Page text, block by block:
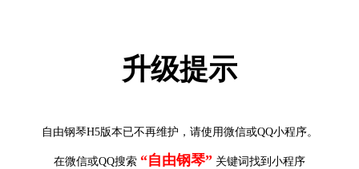
升级提示
自由钢琴H5版本已不再维护，请使用微信或QQ小程序。
在微信或QQ搜索 “自由钢琴” 关键词找到小程序